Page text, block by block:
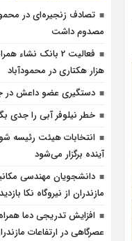
مصدوم داشت
هزار هکتاری در محمودآباد
دستگیری عضو داعش در
خطر نیلوفر آبی را جدی
انتخابات هیئت رئیسه
آینده برگزار می‌شود
دانشجویان مهندسی
مازندران از نيروگاه نکا
افزایش تدریجی دما همراه
عصرگاهی در ارتفاعات